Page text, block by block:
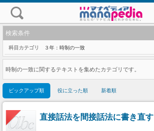
検索条件
科目カテゴリ ３年：時制の一致
時制の一致に関するテキストを集めたカテゴリです。
ピックアップ順 役に立った順 新着順
直接話法を間接話法に書き直す